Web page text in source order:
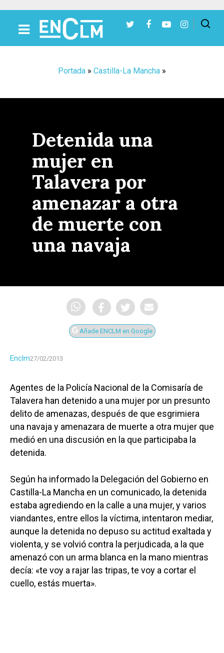
Portada » Castilla-La Mancha »
Detenida una
mujer en
Talavera por
amenazar a otra
de muerte con
una navaja
Añade ENCLM en Google
Enclm27/02/2013
Agentes de la Policía Nacional de la Comisaría de
Talavera han detenido a una mujer por un presunto
delito de amenazas, después de que esgrimiera
una navaja y amenazara de muerte a otra mujer que
medió en una discusión en la que participaba la
detenida.
Según ha informado la Delegación del Gobierno en
Castilla-La Mancha en un comunicado, la detenida
estaba agrediendo en la calle a una mujer, y varios
viandantes, entre ellos la víctima, intentaron mediar,
aunque la detenida no depuso su actitud exaltada y
violenta, y se volvió contra la perjudicada, a la que
amenazó con un arma blanca en la mano mientras
decía: «te voy a rajar las tripas, te voy a cortar el
cuello, estás muerta».